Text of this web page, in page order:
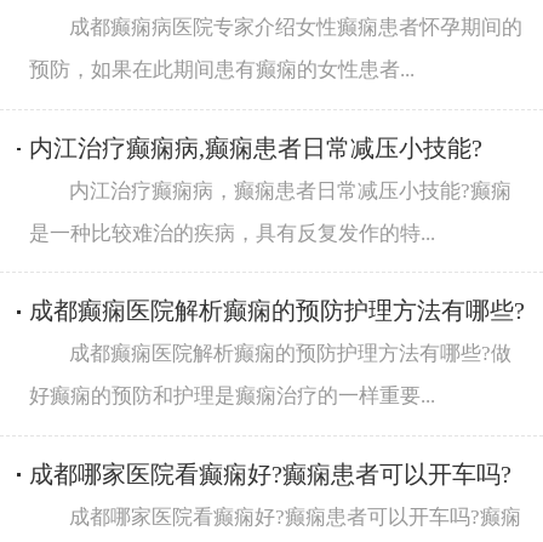
成都癫痫病医院专家介绍女性癫痫患者怀孕期间的
预防，如果在此期间患有癫痫的女性患者...
内江治疗癫痫病,癫痫患者日常减压小技能?
内江治疗癫痫病，癫痫患者日常减压小技能?癫痫
是一种比较难治的疾病，具有反复发作的特...
成都癫痫医院解析癫痫的预防护理方法有哪些?
成都癫痫医院解析癫痫的预防护理方法有哪些?做
好癫痫的预防和护理是癫痫治疗的一样重要...
成都哪家医院看癫痫好?癫痫患者可以开车吗?
成都哪家医院看癫痫好?癫痫患者可以开车吗?癫痫